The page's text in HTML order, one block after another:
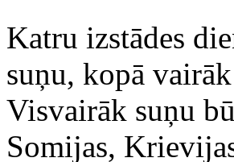
Katru izstādes
suņu, kopā
Visvairāk suņu
Somijas,